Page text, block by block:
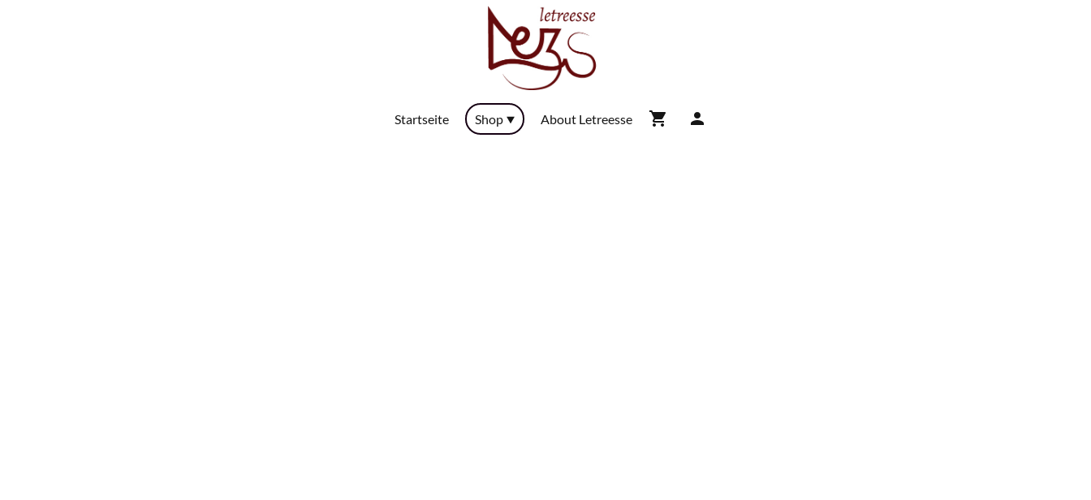
Startseite Shop About Letreesse